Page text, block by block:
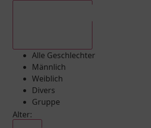
Alle Geschlechter
Männlich
Weiblich
Divers
Gruppe
Alter: